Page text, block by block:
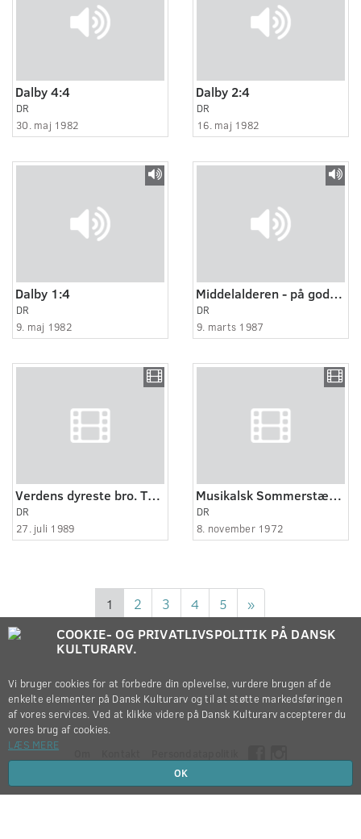
Dalby 4:4
DR
30. maj 1982
Dalby 2:4
DR
16. maj 1982
Dalby 1:4
DR
9. maj 1982
Middelalderen - på godt og ondt
DR
9. marts 1987
Verdens dyreste bro. TV-Aktuelt.
DR
27. juli 1989
Musikalsk Sommerstævne
DR
8. november 1972
1 2 3 4 5 »
Copyright © 2012-2026
COOKIE- OG PRIVATLIVSPOLITIK PÅ DANSK
KULTURARV.
Vi bruger cookies for at forbedre din oplevelse, vurdere brugen af de
enkelte elementer på Dansk Kulturarv og til at støtte markedsføringen
af vores services. Ved at klikke videre på Dansk Kulturarv accepterer du
vores brug af cookies.
LÆS MERE
OK